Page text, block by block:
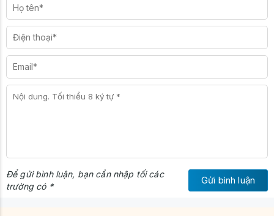
Để gửi bình luận, bạn cần nhập tối các
trường có *
Gửi bình luận